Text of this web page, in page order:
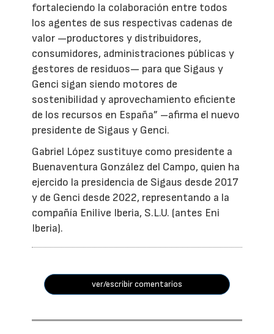
fortaleciendo la colaboración entre todos
los agentes de sus respectivas cadenas de
valor —productores y distribuidores,
consumidores, administraciones públicas y
gestores de residuos— para que Sigaus y
Genci sigan siendo motores de
sostenibilidad y aprovechamiento eficiente
de los recursos en España” –afirma el nuevo
presidente de Sigaus y Genci.
Gabriel López sustituye como presidente a
Buenaventura González del Campo, quien ha
ejercido la presidencia de Sigaus desde 2017
y de Genci desde 2022, representando a la
compañía Enilive Iberia, S.L.U. (antes Eni
Iberia).
ver/escribir comentarios